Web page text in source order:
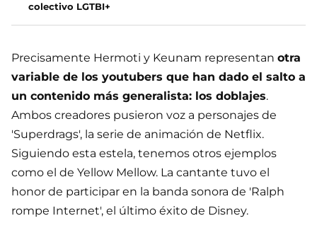
colectivo LGTBI+
Precisamente Hermoti y Keunam representan otra
variable de los youtubers que han dado el salto a
un contenido más generalista: los doblajes.
Ambos creadores pusieron voz a personajes de
'Superdrags', la serie de animación de Netflix.
Siguiendo esta estela, tenemos otros ejemplos
como el de Yellow Mellow. La cantante tuvo el
honor de participar en la banda sonora de 'Ralph
rompe Internet', el último éxito de Disney.